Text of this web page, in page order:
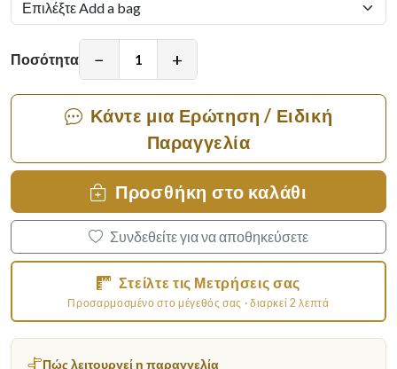
Ποσότητα − +
Κάντε μια Ερώτηση / Ειδική
Παραγγελία
Προσθήκη στο καλάθι
Συνδεθείτε για να αποθηκεύσετε
Στείλτε τις Μετρήσεις σας
Προσαρμοσμένο στο μέγεθός σας · διαρκεί 2 λεπτά
Πώς λειτουργεί η παραγγελία